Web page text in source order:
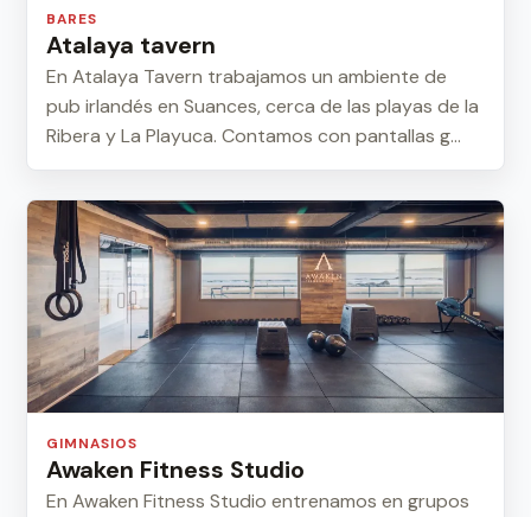
BARES
Atalaya tavern
En Atalaya Tavern trabajamos un ambiente de
pub irlandés en Suances, cerca de las playas de la
Ribera y La Playuca. Contamos con pantallas g...
GIMNASIOS
Awaken Fitness Studio
En Awaken Fitness Studio entrenamos en grupos